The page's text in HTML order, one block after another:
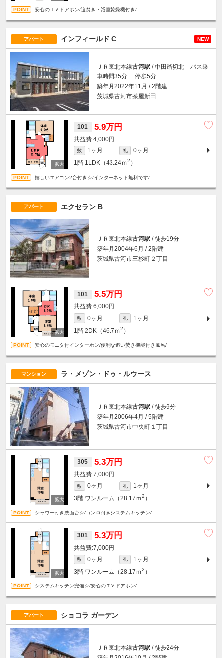
安心のＴＶドアホン/追焚き・浴室乾燥機付き/
アパート インフィールド C NEW
ＪＲ東北本線古河駅 / 中田踏切北 バス乗
車時間35分 停歩5分
築年月2022年11月 / 2階建
茨城県古河市茶屋新田
101 5.9万円
4,000円
敷 1ヶ月 礼
0ヶ月
1階 1LDK（43.24ｍ2 ）
嬉しいエアコン2台付き☆/インターネット無料です/
アパート エクセラン B
ＪＲ東北本線古河駅 / 徒歩19分
築年月2004年6月 / 2階建
茨城県古河市三杉町２丁目
101 5.5万円
6,000円
敷 0ヶ月 礼
1ヶ月
1階 2DK（46.7ｍ2 ）
安心のモニタ付インターホン/便利な追い焚き機能付き風呂/
マンション ラ・メゾン・ドゥ・ルウース
ＪＲ東北本線古河駅 / 徒歩9分
築年月2006年4月 / 5階建
茨城県古河市中央町１丁目
305 5.3万円
7,000円
敷 0ヶ月 礼
1ヶ月
3階 ワンルーム（28.17ｍ2 ）
シャワー付き洗面台☆/コンロ付きシステムキッチン/
301 5.3万円
7,000円
敷 0ヶ月 礼
1ヶ月
3階 ワンルーム（28.17ｍ2 ）
システムキッチン完備☆/安心のＴＶドアホン/
アパート ショコラ ガーデン
ＪＲ東北本線古河駅 / 徒歩24分